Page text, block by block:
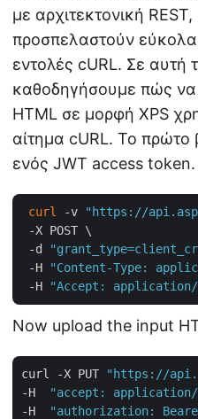
με αρχιτεκτονική
προσπελαστούν
εντολές cURL. Σε αυτή
καθοδηγήσουμε πώς να
HTML σε μορφή XPS
αίτημα cURL. Το πρώτο
ενός JWT access token.
curl -v "https://
-X POST \
-d
-H
"Content-Type:
-H
"Accept:
Now upload the input
curl -X PUT
"https://
-H
"accept:
-H
"authorization: Bearer